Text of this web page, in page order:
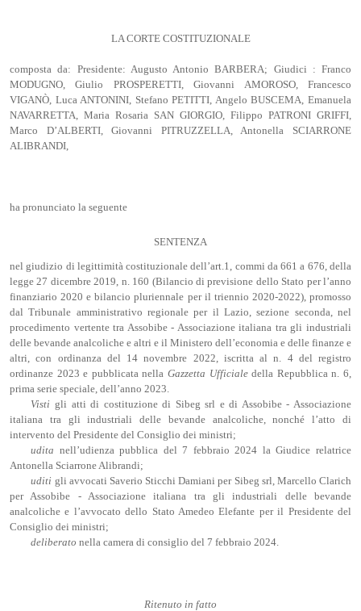
LA CORTE COSTITUZIONALE
composta da: Presidente: Augusto Antonio BARBERA; Giudici : Franco
MODUGNO, Giulio PROSPERETTI, Giovanni AMOROSO, Francesco
VIGANÒ, Luca ANTONINI, Stefano PETITTI, Angelo BUSCEMA, Emanuela
NAVARRETTA, Maria Rosaria SAN GIORGIO, Filippo PATRONI GRIFFI,
Marco D’ALBERTI, Giovanni PITRUZZELLA, Antonella SCIARRONE
ALIBRANDI,
ha pronunciato la seguente
SENTENZA
nel giudizio di legittimità costituzionale dell’art.1, commi da 661 a 676, della
legge 27 dicembre 2019, n. 160 (Bilancio di previsione dello Stato per l’anno
finanziario 2020 e bilancio pluriennale per il triennio 2020-2022), promosso
dal Tribunale amministrativo regionale per il Lazio, sezione seconda, nel
procedimento vertente tra Assobibe - Associazione italiana tra gli industriali
delle bevande analcoliche e altri e il Ministero dell’economia e delle finanze e
altri, con ordinanza del 14 novembre 2022, iscritta al n. 4 del registro
ordinanze 2023 e pubblicata nella Gazzetta Ufficialedella Repubblica n. 6,
prima serie speciale, dell’anno 2023.
Visti gli atti di costituzione di Sibeg srl e di Assobibe - Associazione
italiana tra gli industriali delle bevande analcoliche, nonché l’atto di
intervento del Presidente del Consiglio dei ministri;
udita nell’udienza pubblica del 7 febbraio 2024 la Giudice relatrice
Antonella Sciarrone Alibrandi;
uditi gli avvocati Saverio Sticchi Damiani per Sibeg srl, Marcello Clarich
per Assobibe - Associazione italiana tra gli industriali delle bevande
analcoliche e l’avvocato dello Stato Amedeo Elefante per il Presidente del
Consiglio dei ministri;
deliberato nella camera di consiglio del 7 febbraio 2024.
Ritenuto in fatto